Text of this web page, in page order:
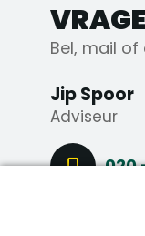
Bel, mail
Jip Spoor
Adviseur
020